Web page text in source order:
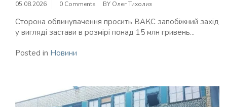
05.08.2026 0 Comments BY Олег Тихолиз
Сторона обвинувачення просить ВАКС запобіжний захід
у вигляді застави в розмірі понад 15 млн гривень...
Posted in Новини